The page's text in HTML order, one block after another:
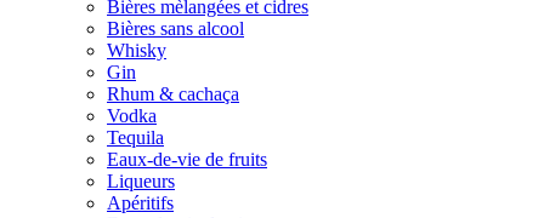
Bières mèlangées et cidres
Bières sans alcool
Whisky
Gin
Rhum & cachaça
Vodka
Tequila
Eaux-de-vie de fruits
Liqueurs
Apéritifs